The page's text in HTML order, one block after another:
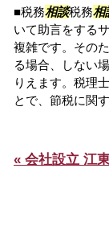
■税務相談税務相
いて助言をする
複雑です。その
る場合、しない
りえます。税理
とで、節税に関
« 会社設立 江